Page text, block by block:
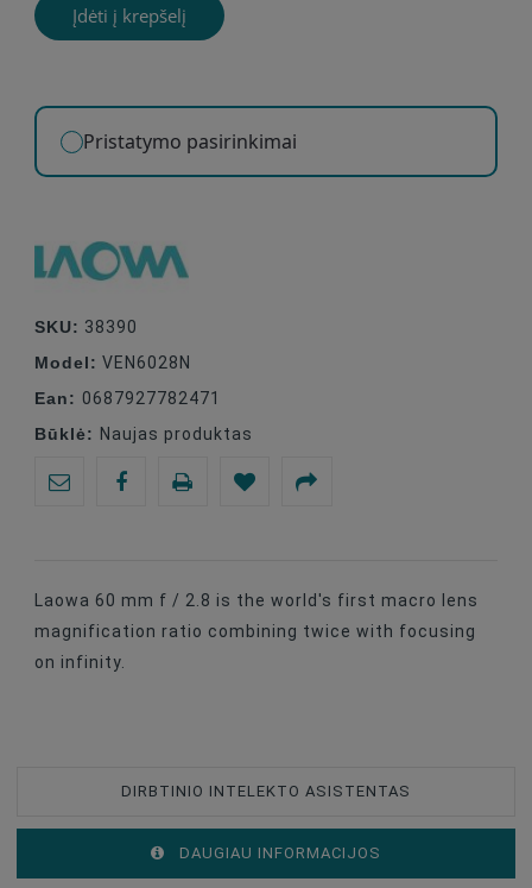
Įdėti į krepšelį
Pristatymo pasirinkimai
SKU: 38390
Model: VEN6028N
Ean: 0687927782471
Būklė: Naujas produktas
Laowa 60 mm f / 2.8 is the world's first macro lens
magnification ratio combining twice with focusing
on infinity.
DIRBTINIO INTELEKTO ASISTENTAS
DAUGIAU INFORMACIJOS